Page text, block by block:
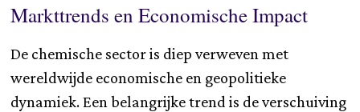
Markttrends en Economische Impact
De chemische sector is diep verweven met
wereldwijde economische en geopolitieke
dynamiek. Een belangrijke trend is de verschuiving